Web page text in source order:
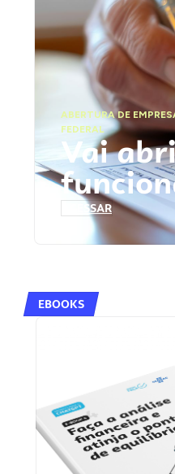
ABERTURA DE
FEDERAL
Vai
ACESSAR
EBOOKS